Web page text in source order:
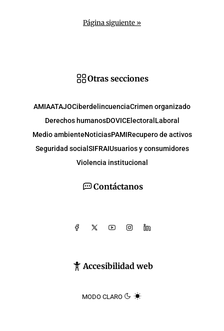
Página siguiente »
Contáctanos
Accesibilidad web
MODO CLARO
Otras secciones
AMIAATAJOCiberdelincuenciaCrimen organizado
Derechos humanosDOVICElectoral Laboral
Medio ambienteNoticiasPAMIRecupero de activos
Seguridad social SIFRAIUsuarios y consumidores
Violencia institucional